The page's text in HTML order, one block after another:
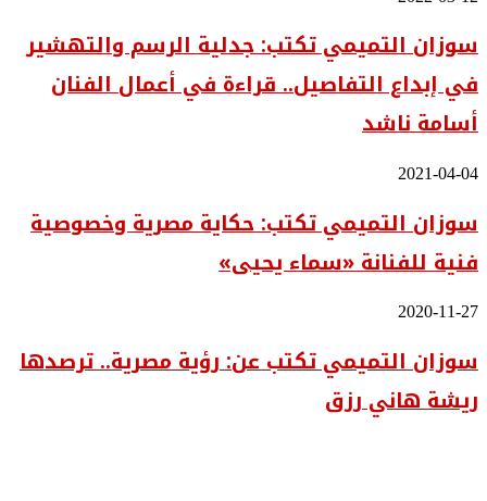
تكتب:
جدلية
الرسم
والتهشير
في
قراءة
أعمال
أسامة
سوزان التميمي تكتب: جدلية الرسم والتهشير
في إبداع التفاصيل.. قراءة في أعمال الفنان
أسامة ناشد
سوزان
تكتب:
حكاية
مصرية
وخصوصية
للفنانة
يحيى»
2021-04-04
سوزان التميمي تكتب: حكاية مصرية وخصوصية
فنية للفنانة «سماء يحيى»
سوزان
تكتب
عن:
رؤية
مصرية..
2020-11-27
سوزان التميمي تكتب عن: رؤية مصرية.. ترصدها
ريشة هاني رزق